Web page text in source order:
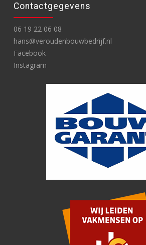
Contactgegevens
06 19 22 06 08
hans@veroudenbouwbedrijf.nl
Facebook
Instagram